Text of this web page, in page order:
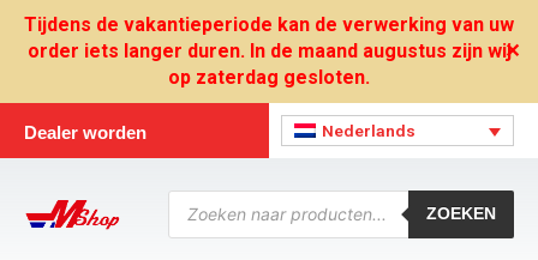
Tijdens de vakantieperiode kan de verwerking van uw
order iets langer duren. In de maand augustus zijn wij
op zaterdag gesloten.
✕
Dealer worden Nederlands
Producten
zoeken
ZOEKEN